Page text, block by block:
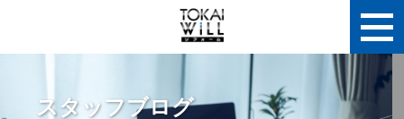
スタッフブログ